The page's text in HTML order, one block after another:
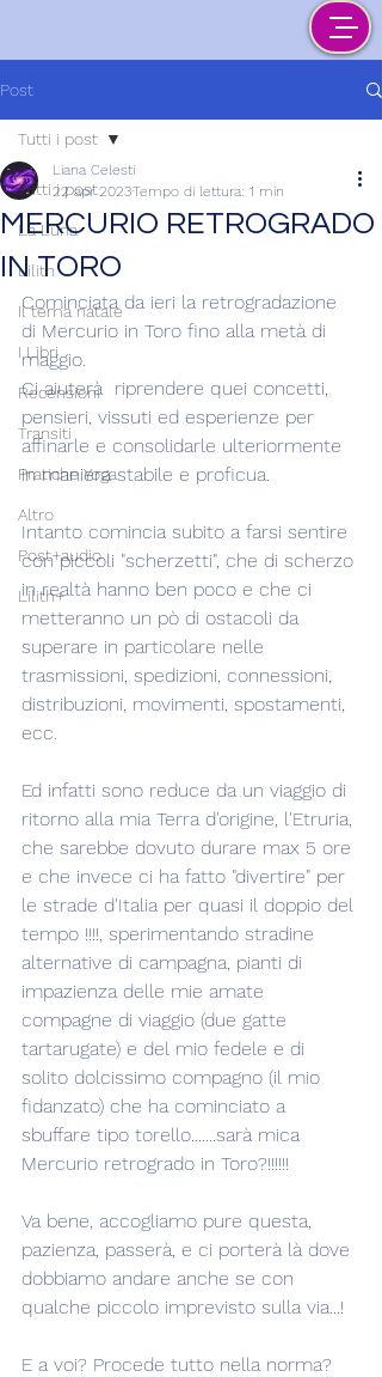
Post
Tutti i post
La Luna
Lilith
Il tema natale
I Libri
Recensioni
Transiti
Pratiche Yoga
Altro
Post+audio
Lilith+
Tutti i post
MERCURIO RETROGRADO
IN TORO
Liana Celesti
22 apr 2023Tempo di lettura: 1 min
Cominciata da ieri la retrogradazione
di Mercurio in Toro fino alla metà di
maggio.
Ci aiuterà  riprendere quei concetti,
pensieri, vissuti ed esperienze per
affinarle e consolidarle ulteriormente
in maniera stabile e proficua.
Intanto comincia subito a farsi sentire
con piccoli "scherzetti", che di scherzo
in realtà hanno ben poco e che ci
metteranno un pò di ostacoli da
superare in particolare nelle
trasmissioni, spedizioni, connessioni,
distribuzioni, movimenti, spostamenti,
ecc.
Ed infatti sono reduce da un viaggio di
ritorno alla mia Terra d'origine, l'Etruria,
che sarebbe dovuto durare max 5 ore
e che invece ci ha fatto "divertire" per
le strade d'Italia per quasi il doppio del
tempo !!!!, sperimentando stradine
alternative di campagna, pianti di
impazienza delle mie amate
compagne di viaggio (due gatte
tartarugate) e del mio fedele e di
solito dolcissimo compagno (il mio
fidanzato) che ha cominciato a
sbuffare tipo torello.......sarà mica
Mercurio retrogrado in Toro?!!!!!!
Va bene, accogliamo pure questa,
pazienza, passerà, e ci porterà là dove
dobbiamo andare anche se con
qualche piccolo imprevisto sulla via...!
E a voi? Procede tutto nella norma?